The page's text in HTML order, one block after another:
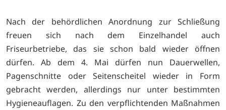
Nach der behördlichen Anordnung zur Schließung
freuen sich nach dem Einzelhandel auch
Friseurbetriebe, das sie schon bald wieder öffnen
dürfen. Ab dem 4. Mai dürfen nun Dauerwellen,
Pagenschnitte oder Seitenscheitel wieder in Form
gebracht werden, allerdings nur unter bestimmten
Hygieneauflagen. Zu den verpflichtenden Maßnahmen